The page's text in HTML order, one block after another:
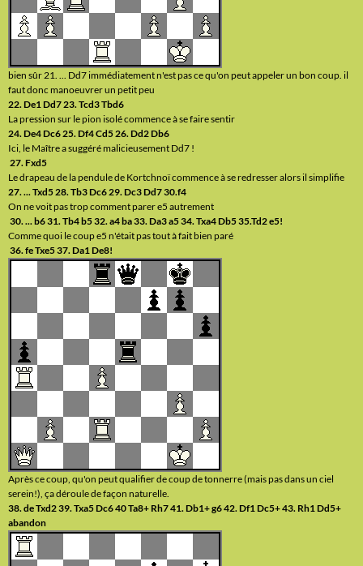
bien sûr 21. ... Dd7 immédiatement n'est pas ce qu'on peut appeler un bon coup. il
faut donc manoeuvrer un petit peu
22. De1 Dd7 23. Tcd3 Tbd6
La pression sur le pion isolé commence à se faire sentir
24. De4 Dc6 25. Df4 Cd5 26. Dd2 Db6
Ici, le Maître a suggéré malicieusement Dd7 !
27. Fxd5
Le drapeau de la pendule de Kortchnoï commence à se redresser alors il simplifie
27. ... Txd5 28. Tb3 Dc6 29. Dc3 Dd7 30.f4
On ne voit pas trop comment parer e5 autrement
30. ... b6 31. Tb4 b5 32. a4 ba 33. Da3 a5 34. Txa4 Db5 35.Td2 e5!
Comme quoi le coup e5 n'était pas tout à fait bien paré
36. fe Txe5 37. Da1 De8!
Après ce coup, qu'on peut qualifier de coup de tonnerre (mais pas dans un ciel
serein!), ça déroule de façon naturelle.
38. de Txd2 39. Txa5 Dc6 40 Ta8+ Rh7 41. Db1+ g6 42. Df1 Dc5+ 43. Rh1 Dd5+
abandon